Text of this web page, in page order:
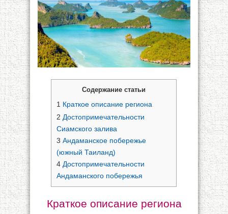
Содержание статьи
1 Краткое описание региона
2 Достопримечательности
Сиамского залива
3 Андаманское побережье
(южный Таиланд)
4 Достопримечательности
Андаманского побережья
Краткое описание региона